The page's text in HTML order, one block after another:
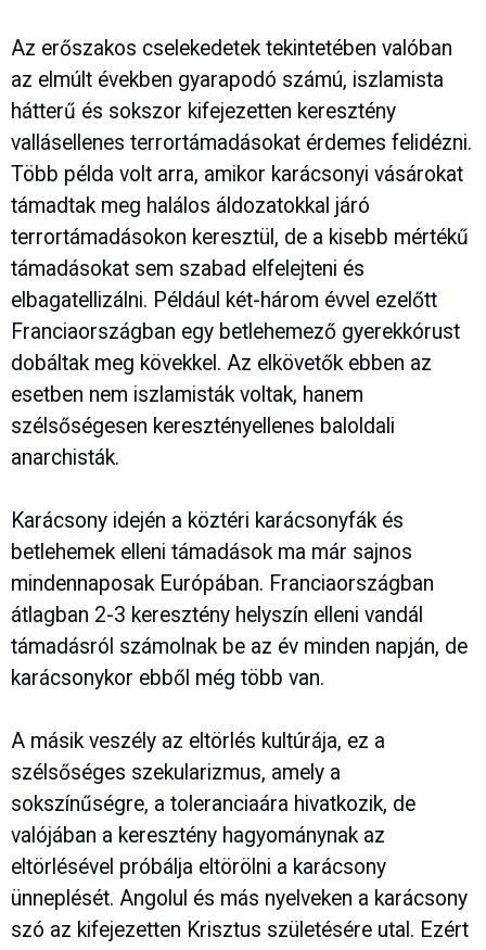
Az erőszakos cselekedetek tekintetében valóban
az elmúlt években gyarapodó számú, iszlamista
hátterű és sokszor kifejezetten keresztény
vallásellenes terrortámadásokat érdemes felidézni.
Több példa volt arra, amikor karácsonyi vásárokat
támadtak meg halálos áldozatokkal járó
terrortámadásokon keresztül, de a kisebb mértékű
támadásokat sem szabad elfelejteni és
elbagatellizálni. Például két-három évvel ezelőtt
Franciaországban egy betlehemező gyerekkórust
dobáltak meg kövekkel. Az elkövetők ebben az
esetben nem iszlamisták voltak, hanem
szélsőségesen keresztényellenes baloldali
anarchisták.
Karácsony idején a köztéri karácsonyfák és
betlehemek elleni támadások ma már sajnos
mindennaposak Európában. Franciaországban
átlagban 2-3 keresztény helyszín elleni vandál
támadásról számolnak be az év minden napján, de
karácsonykor ebből még több van.
A másik veszély az eltörlés kultúrája, ez a
szélsőséges szekularizmus, amely a
sokszínűségre, a toleranciaára hivatkozik, de
valójában a keresztény hagyománynak az
eltörlésével próbálja eltörölni a karácsony
ünneplését. Angolul és más nyelveken a karácsony
szó az kifejezetten Krisztus születésére utal. Ezért